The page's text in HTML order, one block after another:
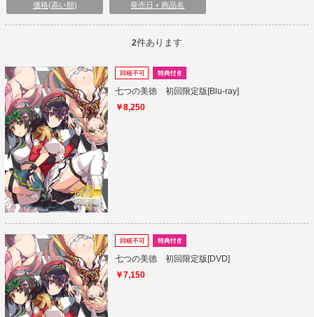
価格(高い順) 発売日＋商品名
2件あります
七つの美徳 初回限定版[Blu-ray]
￥8,250
七つの美徳 初回限定版[DVD]
￥7,150